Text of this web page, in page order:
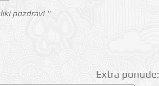
pozdrav! "
Extra ponude: